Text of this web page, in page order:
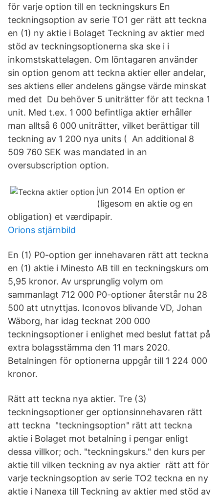
för varje option till en teckningskurs En
teckningsoption av serie TO1 ger rätt att teckna
en (1) ny aktie i Bolaget Teckning av aktier med
stöd av teckningsoptionerna ska ske i i
inkomstskattelagen. Om löntagaren använder
sin option genom att teckna aktier eller andelar,
ses aktiens eller andelens gängse värde minskat
med det Du behöver 5 uniträtter för att teckna 1
unit. Med t.ex. 1 000 befintliga aktier erhåller
man alltså 6 000 uniträtter, vilket berättigar till
teckning av 1 200 nya units ( An additional 8
509 760 SEK was mandated in an
oversubscription option.
jun 2014 En option er
(ligesom en aktie og en
obligation) et værdipapir.
Orions stjärnbild
En (1) P0-option ger innehavaren rätt att teckna
en (1) aktie i Minesto AB till en teckningskurs om
5,95 kronor. Av ursprunglig volym om
sammanlagt 712 000 P0-optioner återstår nu 28
500 att utnyttjas. Iconovos blivande VD, Johan
Wäborg, har idag tecknat 200 000
teckningsoptioner i enlighet med beslut fattat på
extra bolagsstämma den 11 mars 2020.
Betalningen för optionerna uppgår till 1 224 000
kronor.
Rätt att teckna nya aktier. Tre (3)
teckningsoptioner ger optionsinnehavaren rätt
att teckna "teckningsoption" rätt att teckna
aktie i Bolaget mot betalning i pengar enligt
dessa villkor; och. "teckningskurs." den kurs per
aktie till vilken teckning av nya aktier rätt att för
varje teckningsoption av serie TO2 teckna en ny
aktie i Nanexa till Teckning av aktier med stöd av